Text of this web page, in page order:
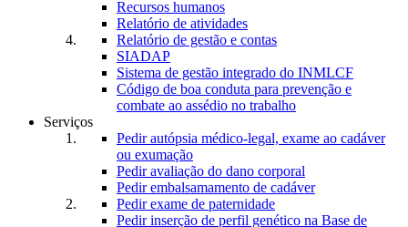
Recursos humanos
Relatório de atividades
Relatório de gestão e contas
SIADAP
Sistema de gestão integrado do INMLCF
Código de boa conduta para prevenção e
combate ao assédio no trabalho
Serviços
Pedir autópsia médico-legal, exame ao cadáver
ou exumação
Pedir avaliação do dano corporal
Pedir embalsamamento de cadáver
Pedir exame de paternidade
Pedir inserção de perfil genético na Base de